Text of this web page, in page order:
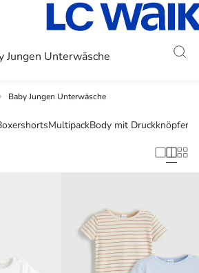
Jungen Unterwäsche
Baby Jungen Unterwäsche
MultipackBody mit Druckknöpfen